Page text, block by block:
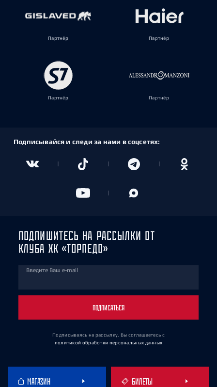
Партнёр Партнёр
Партнёр Партнёр
Подписывайся и следи за нами в соцсетях:
ПОДПИШИТЕСЬ НА РАССЫЛКИ ОТ
КЛУБА ХК «ТОРПЕДО»
Введите Ваш e-mail
ПОДПИСАТЬСЯ
Подписываясь на рассылку, Вы соглашаетесь с
политикой обработки персональных данных
МАГАЗИН БИЛЕТЫ